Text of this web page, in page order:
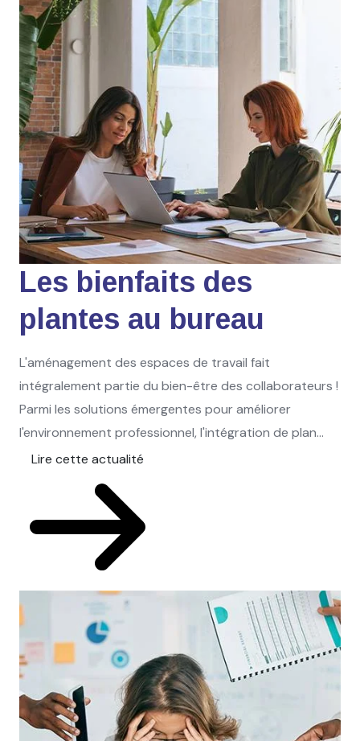
Les bienfaits des
plantes au bureau
L'aménagement des espaces de travail fait
intégralement partie du bien-être des collaborateurs !
Parmi les solutions émergentes pour améliorer
l'environnement professionnel, l'intégration de plan...
Lire cette actualité